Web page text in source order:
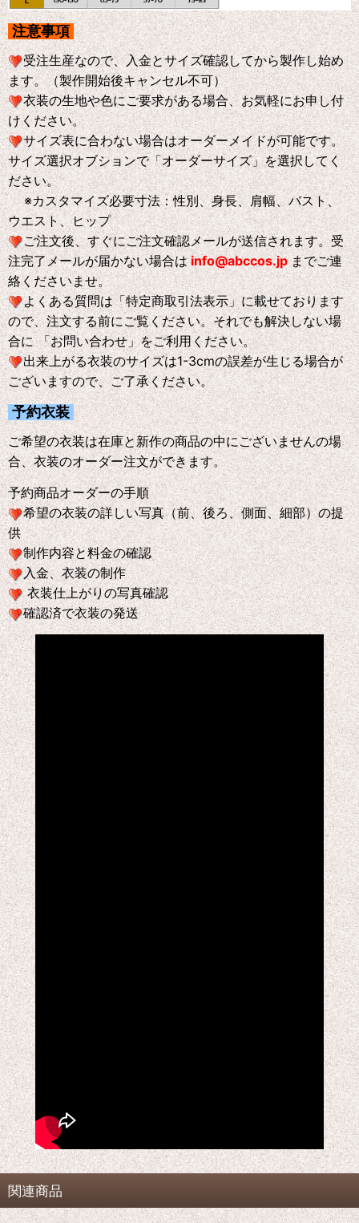
注意事項
受注生産なので、入金とサイズ確認してから製作し始め
ます。（製作開始後キャンセル不可）
衣装の生地や色にご要求がある場合、お気軽にお申し付
けください。
サイズ表に合わない場合はオーダーメイドが可能です。
サイズ選択オブションで「オーダーサイズ」を選択してく
ださい。
※カスタマイズ必要寸法：性別、身長、肩幅、バスト、
ウエスト、ヒップ
ご注文後、すぐにご注文確認メールが送信されます。受
注完了メールが届かない場合はinfo@abccos.jp までご連
絡くださいませ。
よくある質問は「特定商取引法表示」に載せております
ので、注文する前にご覧ください。それでも解決しない場
合に 「お問い合わせ」をご利用ください。
出来上がる衣装のサイズは1-3cmの誤差が生じる場合が
ございますので、ご了承ください。
予約衣装
ご希望の衣装は在庫と新作の商品の中にございませんの場
合、衣装のオーダー注文ができます。
予約商品オーダーの手順
希望の衣装の詳しい写真（前、後ろ、側面、細部）の提
供
制作内容と料金の確認
入金、衣装の制作
衣装仕上がりの写真確認
確認済で衣装の発送
関連商品